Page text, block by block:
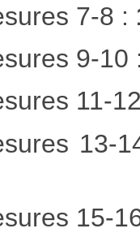
7-8 :
9-
11-
13-
15-